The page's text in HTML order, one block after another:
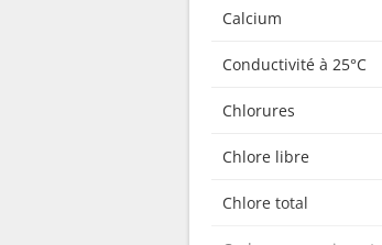
Calcium
Conductivité à 25°C
Chlorures
Chlore libre
Chlore total